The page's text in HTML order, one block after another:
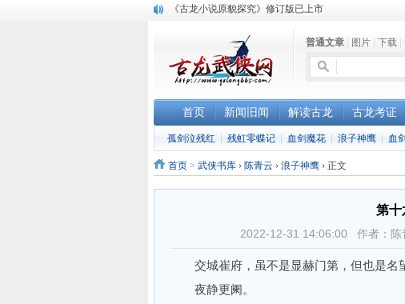
顾雪衣《古龙武侠小说知见录》上市
《古龙小说原貌探究》修订版已上市普通文章 图片 下载
首页 新闻旧闻 解读古龙 古龙考证
孤剑泣残红 残虹零蝶记 血剑魔花 浪子神鹰 血
首页 > 武侠书库 › 陈青云 › 浪子神鹰 › 正文
第
2022-12-31 14:06:00 作者：陈
交城崔府，虽不是显赫门第，但也是名
夜静更阑。